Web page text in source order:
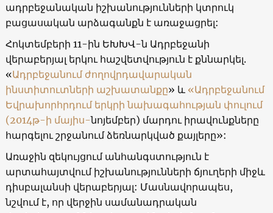
ադրբեջանական իշխանությունների կտրուկ
բացասական արձագանքն է առաջացրել:
Հոկտեմբերի 11-ին ԵԽԽՎ-ն Ադրբեջանի
վերաբերյալ երկու հաշվետվություն է քննարկել.
«Ադրբեջանում ժողովրդավարական
ինստիտուտների աշխատանքը» և «Ադրբեջանում
Եվրախորհրդում երկրի նախագահության փուլում
(2014թ-ի մայիս-նոյեմբեր) մարդու իրավունքները
հարգելու շրջանում ձեռնարկված քայլերը»:
Առաջին զեկույցում անհանգստություն է
արտահայտվում իշխանությունների ճյուղերի միջև
դիսբալանսի վերաբերյալ: Մասնավորապես,
նշվում է, որ վերջին սամանադրական